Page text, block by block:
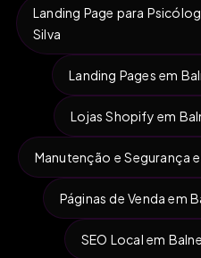
Landing Page para
Silva
Landing Pages em
Lojas Shopify em
Manutenção e Segurança
Páginas de Venda em
SEO Local em